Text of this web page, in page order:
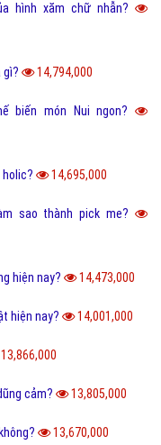
hình xăm chữ nhẫn?
gì? 14,794,000
biến món Nui ngon?
holic? 14,695,000
sao thành pick me?
hiện nay? 14,473,000
hiện nay? 14,001,000
cảm? 13,805,000
13,670,000